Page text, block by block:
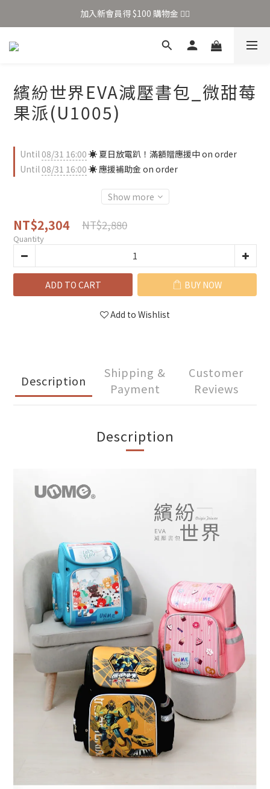
加入新會員得 $100 購物金 👉🏻
全站滿 $699 享免運
加入新會員得 $100 購物金 👉🏻
繽紛世界EVA減壓書包_微甜莓
果派(U1005)
Until08/31 16:00 ☀️ 夏日放電趴！滿額贈應援中 on order
Until08/31 16:00 ☀️ 應援補助金 on order
Show more
NT$2,304 NT$2,880
Quantity
ADD TO CART BUY NOW
Add to Wishlist
Description
Shipping &
Payment
Customer
Reviews
Description